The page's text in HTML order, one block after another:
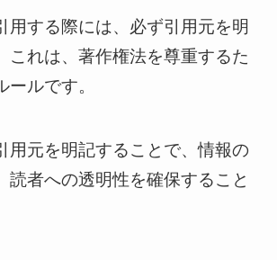
用する際には、必ず引用元を明
これは、著作権法を尊重するた
ルです。
用元を明記することで、情報の
読者への透明性を確保すること